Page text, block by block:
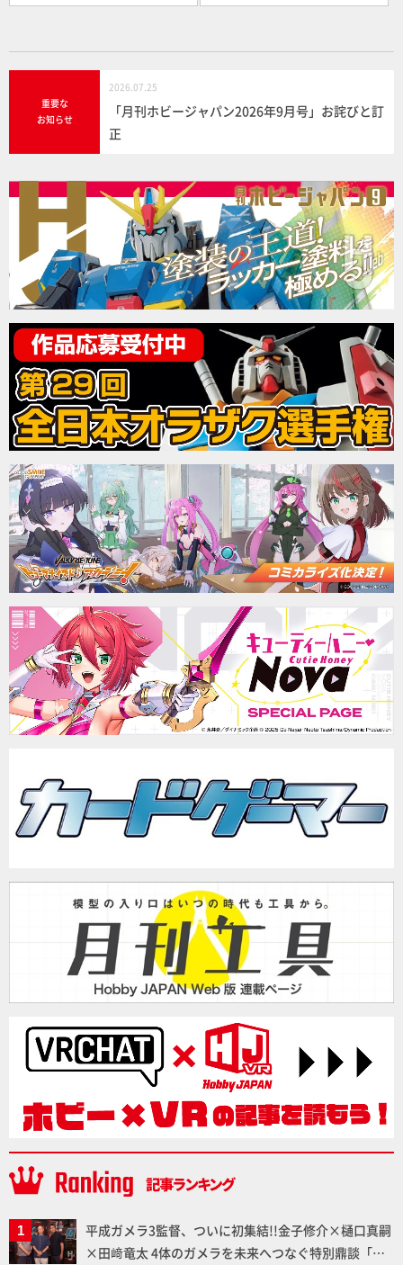
重要な
お知らせ
2026.07.25
「月刊ホビージャパン2026年9月号」お詫びと訂
正
平成ガメラ3監督、ついに初集結!!金子修介×樋口真嗣
×田﨑竜太 4体のガメラを未来へつなぐ特別鼎談「ガ